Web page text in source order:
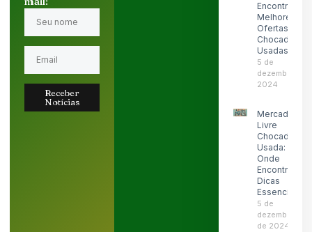
Receber
Notícias
Encontre as
Melhores
Ofertas de
Chocadeiras
Usadas
5 de
dezembro de
2024
Mercado
Livre
Chocadeira
Usada:
Onde
Encontrar e
Dicas
Essenciais
5 de
dezembro
de 2024